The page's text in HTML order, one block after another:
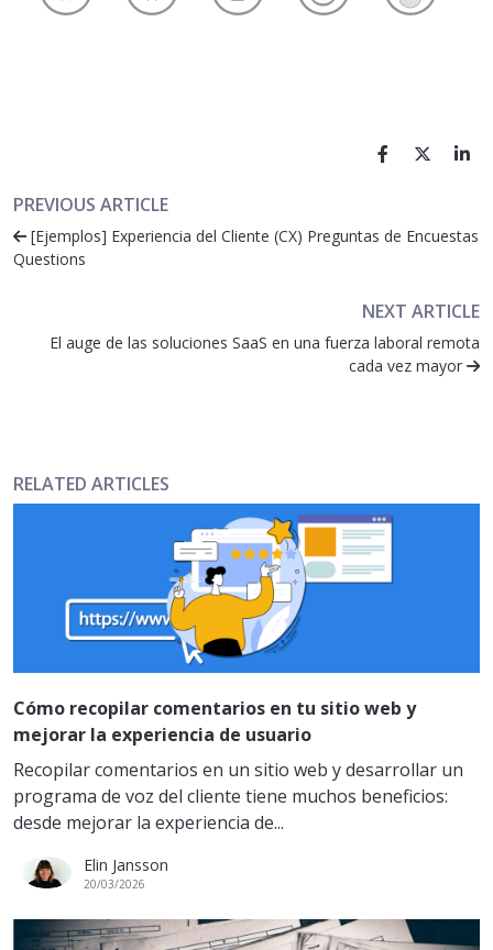
PREVIOUS ARTICLE
[Ejemplos] Experiencia del Cliente (CX) Preguntas de Encuestas
Questions
NEXT ARTICLE
El auge de las soluciones SaaS en una fuerza laboral remota
cada vez mayor
RELATED ARTICLES
Cómo recopilar comentarios en tu sitio web y
mejorar la experiencia de usuario
Recopilar comentarios en un sitio web y desarrollar un
programa de voz del cliente tiene muchos beneficios:
desde mejorar la experiencia de...
Elin Jansson
20/03/2026